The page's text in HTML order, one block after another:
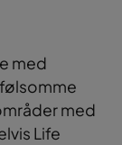
med
med
Life